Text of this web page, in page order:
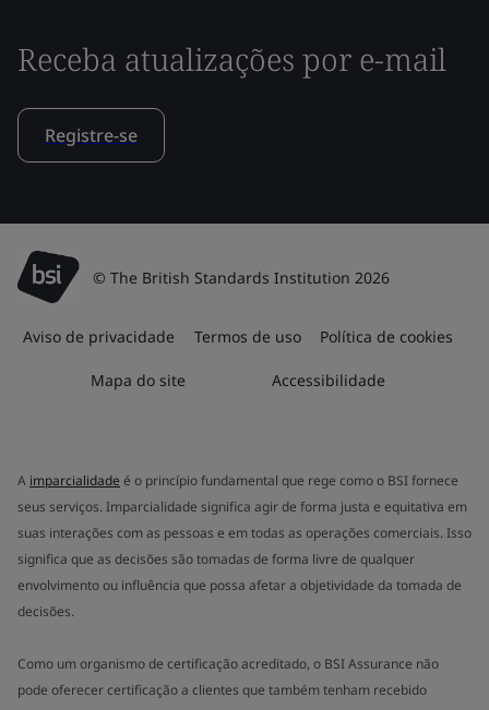
Receba atualizações por e-mail
Registre-se
© The British Standards Institution 2026
Aviso de privacidade Termos de uso Política de cookies
Mapa do site Accessibilidade
A imparcialidade é o princípio fundamental que rege como o BSI fornece
seus serviços. Imparcialidade significa agir de forma justa e equitativa em
suas interações com as pessoas e em todas as operações comerciais. Isso
significa que as decisões são tomadas de forma livre de qualquer
envolvimento ou influência que possa afetar a objetividade da tomada de
decisões.
Como um organismo de certificação acreditado, o BSI Assurance não
pode oferecer certificação a clientes que também tenham recebido